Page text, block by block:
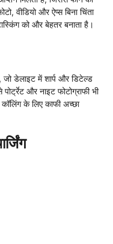
वीडियो और ऐप्स बिना चिंता
को और बेहतर बनाता है।
जो डेलाइट में शार्प और डिटेल्ड
और नाइट फोटोग्राफी भी
के लिए काफी अच्छा